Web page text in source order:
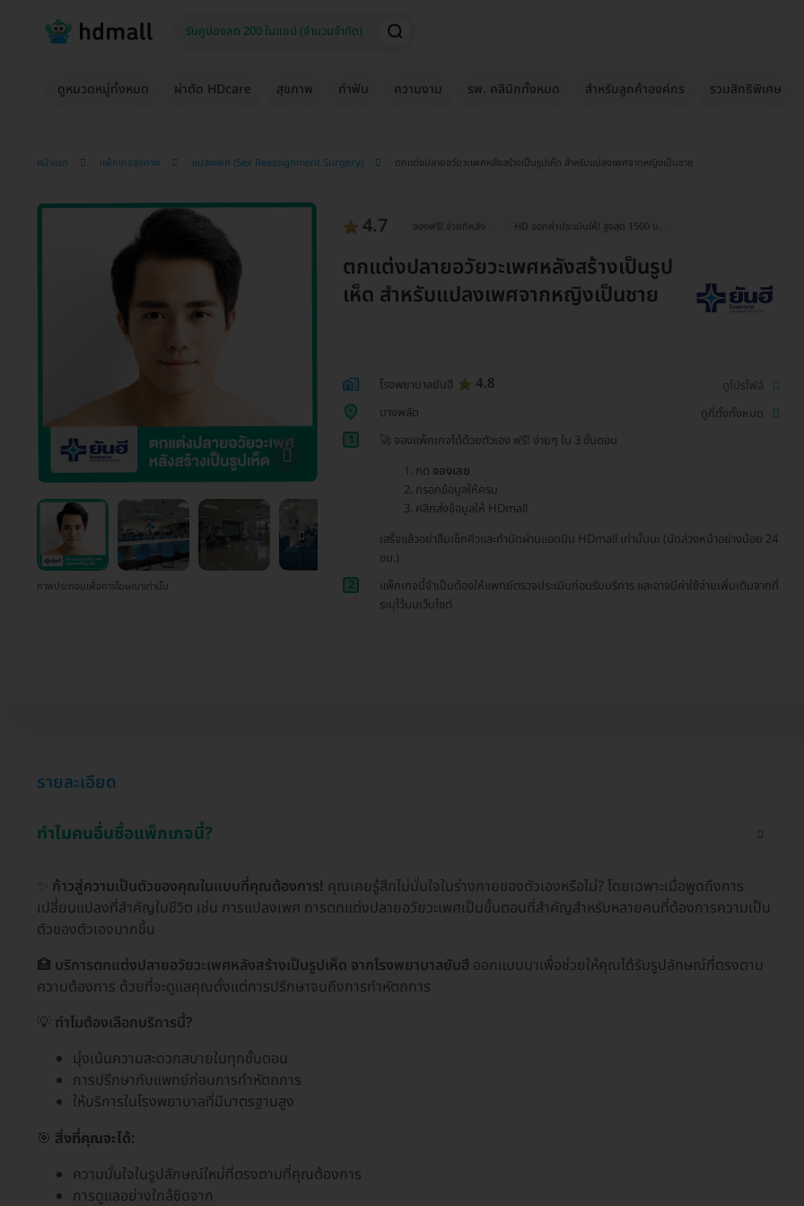
ดูหมวดหมู่ทั้งหมด ผ่าตัด HDcare สุขภาพ ทำฟัน ความงาม รพ. คลินิกทั้งหมด สำหรับลูกค้าองค์กร รวมสิทธิพิเศษ
หน้าแรก แพ็กเกจสุขภาพ แปลงเพศ (Sex Reassignment Surgery) ตกแต่งปลายอวัยวะเพศหลังสร้างเป็นรูปเห็ด สำหรับแปลงเพศจากหญิงเป็นชาย
ภาพประกอบเพื่อการโฆษณาเท่านั้น
4.7 จองฟรี! จ่ายทีหลัง HD ออกค่าประเมินให้! สูงสุด 1500 บ.
ตกแต่งปลายอวัยวะเพศหลังสร้างเป็นรูป
เห็ด สำหรับแปลงเพศจากหญิงเป็นชาย
โรงพยาบาลยันฮี 4.8
ดูโปรไฟล์
บางพลัด
ดูที่ตั้งทั้งหมด
1
🚀 จองแพ็กเกจได้ด้วยตัวเอง ฟรี! ง่ายๆ ใน 3 ขั้นตอน
กด จองเลย
กรอกข้อมูลให้ครบ
คลิกส่งข้อมูลให้ HDmall
เสร็จแล้วอย่าลืมเช็กคิวและทำนัดผ่านแอดมิน HDmall เท่านั้นนะ (นัดล่วงหน้าอย่างน้อย 24
ชม.)
2
แพ็กเกจนี้จำเป็นต้องให้แพทย์ตรวจประเมินก่อนรับบริการ และอาจมีค่าใช้จ่ายเพิ่มเติมจากที่
ระบุไว้บนเว็บไซต์
รายละเอียด
ทำไมคนอื่นซื้อแพ็กเกจนี้?
ก้าวสู่ความเป็นตัวของคุณในแบบที่คุณต้องการ! คุณเคยรู้สึกไม่มั่นใจในร่างกายของตัวเองหรือไม่? โดยเฉพาะเมื่อพูดถึงการ
เปลี่ยนแปลงที่สำคัญในชีวิต เช่น การแปลงเพศ การตกแต่งปลายอวัยวะเพศเป็นขั้นตอนที่สำคัญสำหรับหลายคนที่ต้องการความเป็น
ตัวของตัวเองมากขึ้น
🏥 บริการตกแต่งปลายอวัยวะเพศหลังสร้างเป็นรูปเห็ด จากโรงพยาบาลยันฮี ออกแบบมาเพื่อช่วยให้คุณได้รับรูปลักษณ์ที่ตรงตาม
ความต้องการ ด้วยที่จะดูแลคุณตั้งแต่การปรึกษาจนถึงการทำหัตถการ
💡 ทำไมต้องเลือกบริการนี้?
มุ่งเน้นความสะดวกสบายในทุกขั้นตอน
การปรึกษากับแพทย์ก่อนการทำหัตถการ
ให้บริการในโรงพยาบาลที่มีมาตรฐานสูง
🎯 สิ่งที่คุณจะได้:
ความมั่นใจในรูปลักษณ์ใหม่ที่ตรงตามที่คุณต้องการ
การดูแลอย่างใกล้ชิดจาก